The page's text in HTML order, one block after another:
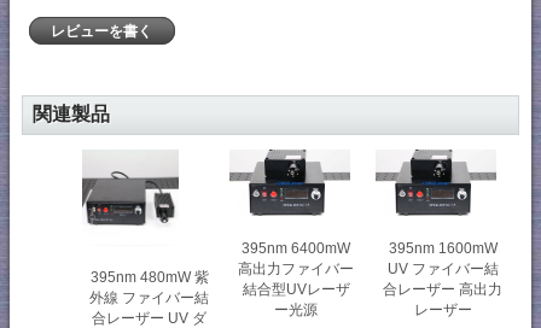
レビューを書く
関連製品
395nm 480mW 紫
外線 ファイバー結
合レーザー UV ダ
395nm 6400mW
高出力ファイバー
結合型UVレーザ
ー光源
395nm 1600mW
UV ファイバー結
合レーザー 高出力
レーザー